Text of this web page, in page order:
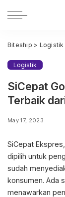
Biteship > Logistik
Logistik
SiCepat
Terbaik
May 17, 2023
SiCepat
dipilih untuk
sudah
konsumen. Ada
menawarkan